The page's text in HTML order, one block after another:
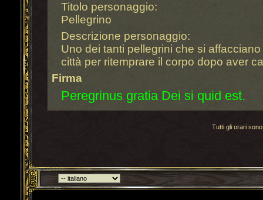
Titolo personaggio:
Pellegrino
Descrizione personaggio:
Uno dei tanti pellegrini che si
città per ritemprare il corpo dopo aver
Firma
Peregrinus gratia Dei si quid est.
Tutti gli orari
Torna indietro